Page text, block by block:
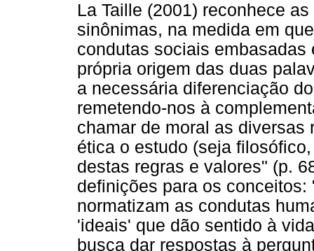
La Taille (2001) reconhece
sinônimas, na medida em
condutas sociais
própria origem das duas
a necessária diferenciação
remetendo-nos à
chamar de moral as diversas
ética o estudo (seja
destas regras e valores" (p.
definições para os
normatizam as condutas
'ideais' que dão sentido à
busca dar respostas à